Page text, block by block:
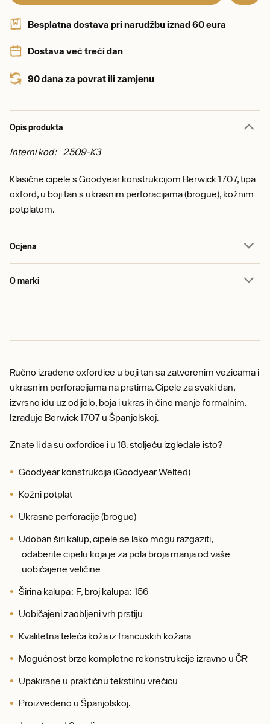
Besplatna dostava pri narudžbu iznad 60 eura
Dostava već treći dan
90 dana za povrat ili zamjenu
Opis produkta
Interni kod: 2509-K3
Klasične cipele s Goodyear konstrukcijom Berwick 1707, tipa
oxford, u boji tan s ukrasnim perforacijama (brogue), kožnim
potplatom.
Ocjena
O marki
Ručno izrađene oxfordice u boji tan sa zatvorenim vezicama i
ukrasnim perforacijama na prstima. Cipele za svaki dan,
izvrsno idu uz odijelo, boja i ukras ih čine manje formalnim.
Izrađuje Berwick 1707 u Španjolskoj.
Znate li da su oxfordice i u 18. stoljeću izgledale isto?
Goodyear konstrukcija (Goodyear Welted)
Kožni potplat
Ukrasne perforacije (brogue)
Udoban širi kalup, cipele se lako mogu razgaziti,
odaberite cipelu koja je za pola broja manja od vaše
uobičajene veličine
Širina kalupa: F, broj kalupa: 156
Uobičajeni zaobljeni vrh prstiju
Kvalitetna teleća koža iz francuskih kožara
Mogućnost brze kompletne rekonstrukcije izravno u ČR
Upakirane u praktičnu tekstilnu vrećicu
Proizvedeno u Španjolskoj.